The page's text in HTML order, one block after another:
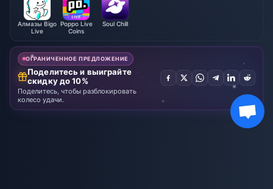
Алмазы Bigo
Live
Poppo Live
Coins
Soul Chill
ОГРАНИЧЕННОЕ ПРЕДЛОЖЕНИЕ
Поделитесь и выиграйте
скидку до 10%
Поделитесь, чтобы разблокировать
колесо удачи.